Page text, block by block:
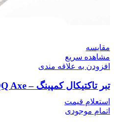
مقایسه
مشاهده سریع
افزودن به علاقه مندی
تبر تاکتیکال کمپینگ – FBIQQ Axe
استعلام قیمت
اتمام موجودی